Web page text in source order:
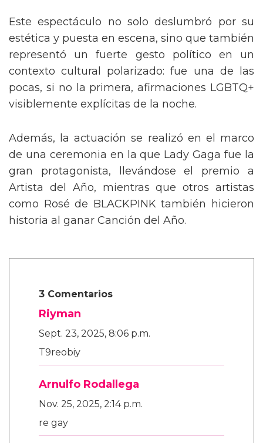
Este espectáculo no solo deslumbró por su
estética y puesta en escena, sino que también
representó un fuerte gesto político en un
contexto cultural polarizado: fue una de las
pocas, si no la primera, afirmaciones LGBTQ+
visiblemente explícitas de la noche.
Además, la actuación se realizó en el marco
de una ceremonia en la que Lady Gaga fue la
gran protagonista, llevándose el premio a
Artista del Año, mientras que otros artistas
como Rosé de BLACKPINK también hicieron
historia al ganar Canción del Año.
3 Comentarios
Riyman
Sept. 23, 2025, 8:06 p.m.
T9reobiy
Arnulfo Rodallega
Nov. 25, 2025, 2:14 p.m.
re gay